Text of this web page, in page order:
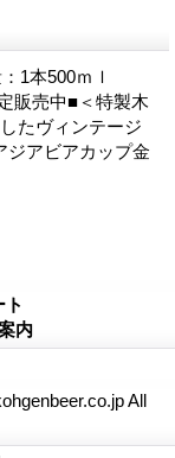
1本500ｍｌ
販売中■＜特製木
たヴィンテージ
ジアビアカップ金
内
All